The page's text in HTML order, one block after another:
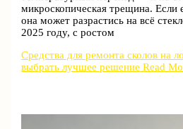
микроскопическая трещина. Если
она может разрастись на всё
2025 году, с ростом
Средства для ремонта сколов на
выбрать лучшее решение Read